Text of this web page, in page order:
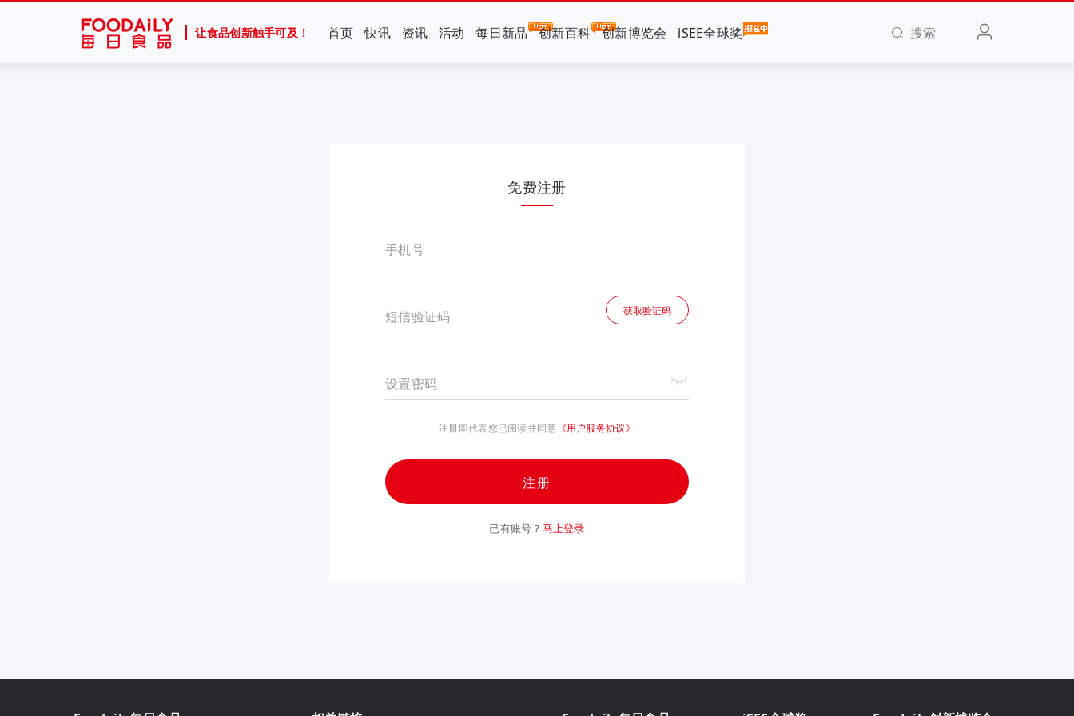
让食品创新触手可及！ 首页 快讯 资讯 活动 每日新品 创新百科 创新博览会 iSEE全球奖 搜索
免费注册
手机号
短信验证码 获取验证码
设置密码
注册即代表您已阅读并同意 《用户服务协议》
注册
已有账号？ 马上登录